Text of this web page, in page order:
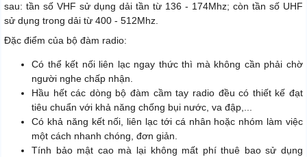
sau: tần số VHF sử dụng dải tần từ 136 - 174Mhz; còn tần số UHF
sử dụng trong dải từ 400 - 512Mhz.
Đặc điểm của bộ đàm radio:
Có thể kết nối liên lạc ngay thức thì mà không cần phải chờ
người nghe chấp nhận.
Hầu hết các dòng bộ đàm cầm tay radio đều có thiết kế đạt
tiêu chuẩn với khả năng chống bụi nước, va đập,...
Có khả năng kết nối, liên lạc tới cá nhân hoặc nhóm làm việc
một cách nhanh chóng, đơn giản.
Tính bảo mật cao mà lại không mất phí thuê bao sử dụng